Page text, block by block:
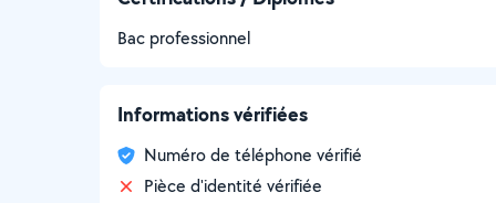
Bac professionnel
Informations vérifiées
Numéro de téléphone vérifié
Pièce d'identité vérifiée